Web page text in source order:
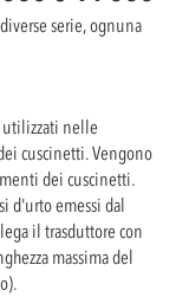
serie, ognuna
utilizzati nelle
cuscinetti. Vengono
dei cuscinetti.
d'urto emessi dal
il trasduttore con
massima del